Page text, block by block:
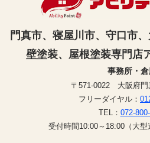
門真市、寝屋川市、守口市
壁塗装、屋根塗装専門店
事務所・
〒571-0022 大阪府門
フリーダイヤル：
TEL： 072-
受付時間10:00～18:00（大型